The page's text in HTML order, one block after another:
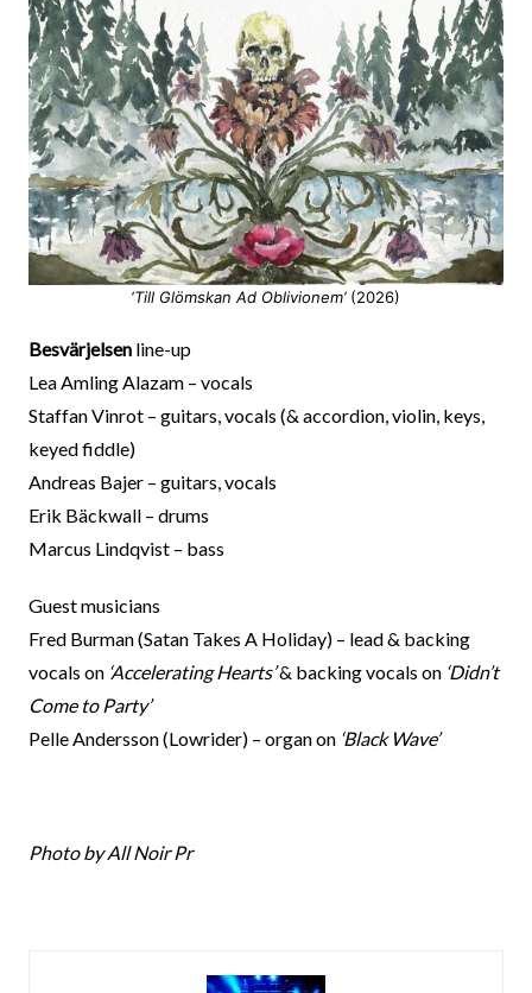
‘Till Glömskan Ad Oblivionem’(2026)
Besvärjelsen line-up
Lea Amling Alazam – vocals
Staffan Vinrot – guitars, vocals (& accordion, violin, keys,
keyed fiddle)
Andreas Bajer – guitars, vocals
Erik Bäckwall – drums
Marcus Lindqvist – bass
Guest musicians
Fred Burman (Satan Takes A Holiday) – lead & backing
vocals on ‘Accelerating Hearts’& backing vocals on ‘Didn’t
Come to Party’
Pelle Andersson (Lowrider) – organ on ‘Black Wave’
Photo by All Noir Pr